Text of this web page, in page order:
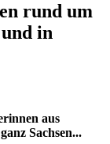
rund um
in
aus
Sachsen...